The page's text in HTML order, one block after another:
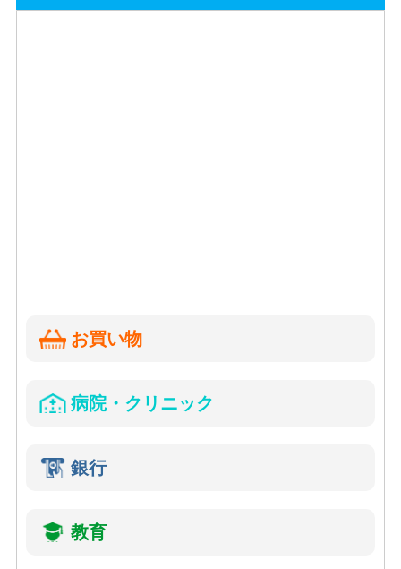
お買い物
病院・クリニック
銀行
教育